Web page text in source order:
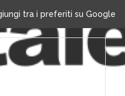
tra i preferiti su Google